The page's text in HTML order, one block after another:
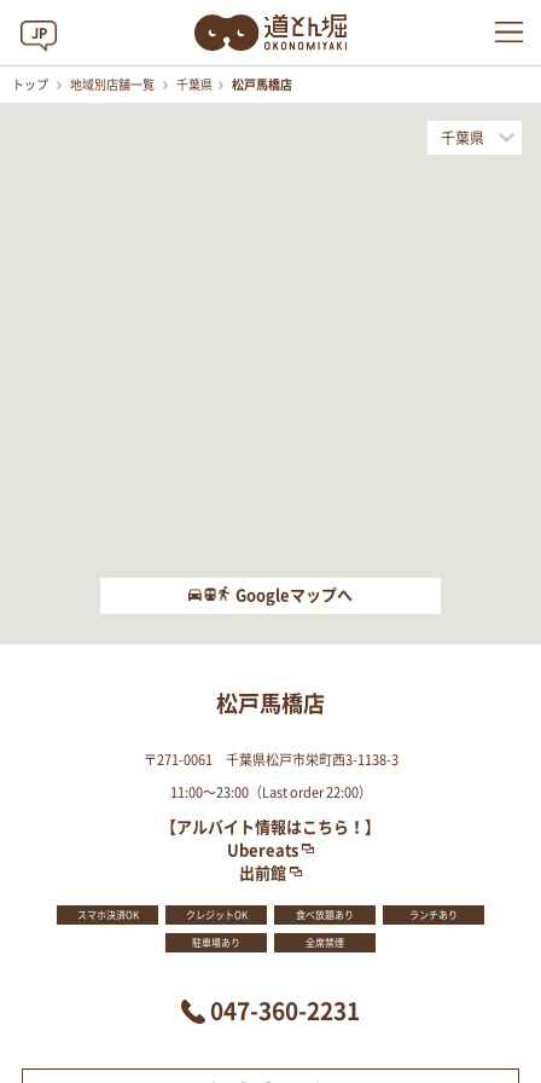
JP
トップ 地域別店舗一覧 千葉県 松戸馬橋店
千葉県
Googleマップへ
松戸馬橋店
〒271-0061 千葉県松戸市栄町西3-1138-3
11:00～23:00（Last order 22:00）
【アルバイト情報はこちら！】
Ubereats
出前館
スマホ決済OK クレジットOK 食べ放題あり ランチあり
駐車場あり 全席禁煙
047-360-2231